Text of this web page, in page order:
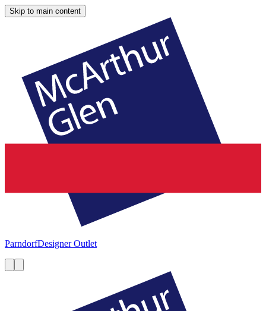
Skip to main content
ParndorfDesigner Outlet